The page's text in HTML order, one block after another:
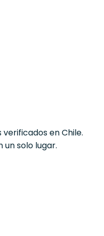
en Chile.
solo lugar.